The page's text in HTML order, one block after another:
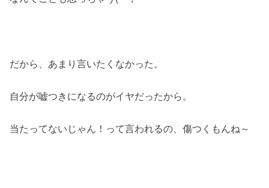
だから、あまり言いたくなかった。
自分が嘘つきになるのがイヤだったから。
当たってないじゃん！って言われるの、傷つくもんね～